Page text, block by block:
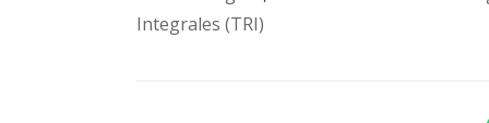
Integrales (TRI)